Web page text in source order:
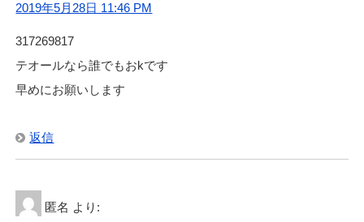
2019年5月28日 11:46 PM
317269817
テオールなら誰でもおkです
早めにお願いします
返信
匿名 より: